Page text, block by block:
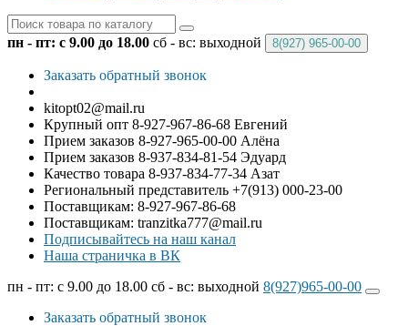
пн - пт: с 9.00 до 18.00 сб - вс: выходной 8(927) 965-00-00
Заказать обратный звонок
kitopt02@mail.ru
Крупный опт 8-927-967-86-68 Евгений
Прием заказов 8-927-965-00-00 Алёна
Прием заказов 8-937-834-81-54 Эдуард
Качество товара 8-937-834-77-34 Азат
Региональный представитель +7(913) 000-23-00
Поставщикам: 8-927-967-86-68
Поставщикам: tranzitka777@mail.ru
Подписывайтесь на наш канал
Наша страничка в ВК
пн - пт: с 9.00 до 18.00 сб - вс: выходной 8(927)965-00-00
Заказать обратный звонок